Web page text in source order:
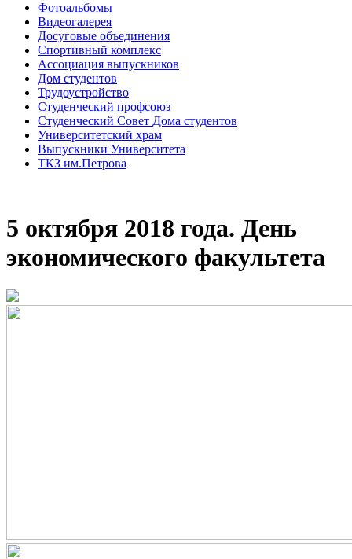
Фотоальбомы
Видеогалерея
Досуговые объединения
Спортивный комплекс
Ассоциация выпускников
Дом студентов
Трудоустройство
Студенческий профсоюз
Студенческий Совет Дома студентов
Университетский храм
Выпускники Университета
ТКЗ им.Петрова
5 октября 2018 года. День
экономического факультета